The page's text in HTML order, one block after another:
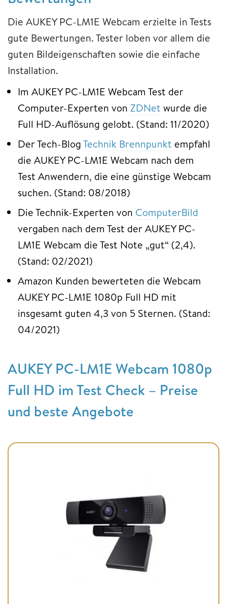
Die AUKEY PC-LM1E Webcam erzielte in Tests
gute Bewertungen. Tester loben vor allem die
guten Bildeigenschaften sowie die einfache
Installation.
Im AUKEY PC-LM1E Webcam Test der
Computer-Experten von ZDNet wurde die
Full HD-Auflösung gelobt. (Stand: 11/2020)
Der Tech-BlogTechnik Brennpunkt empfahl
die AUKEY PC-LM1E Webcam nach dem
Test Anwendern, die eine günstige Webcam
suchen. (Stand: 08/2018)
Die Technik-Experten von ComputerBild
vergaben nach dem Test der AUKEY PC-
LM1E Webcam die Test Note „gut“ (2,4).
(Stand: 02/2021)
Amazon Kunden bewerteten die Webcam
AUKEY PC-LM1E 1080p Full HD mit
insgesamt guten 4,3 von 5 Sternen. (Stand:
04/2021)
AUKEY PC-LM1E Webcam 1080p
Full HD im Test Check – Preise
und beste Angebote